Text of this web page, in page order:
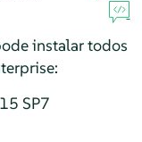
instalar todos
15 SP7